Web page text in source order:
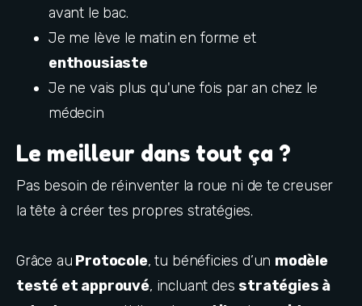
avant le bac.
Je me lève le matin en forme et
enthousiaste
Je ne vais plus qu'une fois par an chez le
médecin
Le meilleur dans tout ça ?
Pas besoin de réinventer la roue ni de te creuser
la tête à créer tes propres stratégies.
Grâce au Protocole, tu bénéficies d’un modèle
testé et approuvé, incluant des stratégies à